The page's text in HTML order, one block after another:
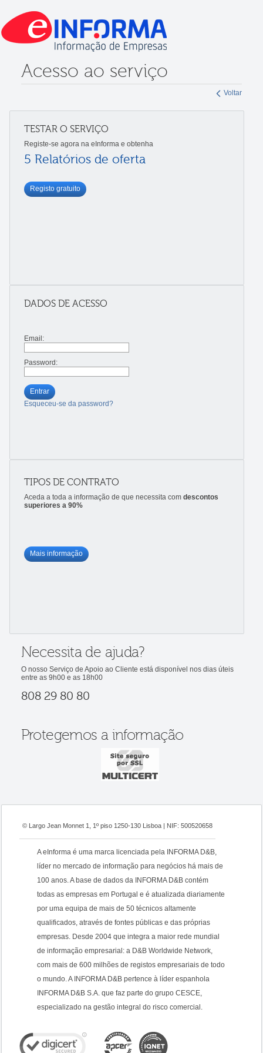
Voltar
Acesso ao serviço
TESTAR O SERVIÇO
Registe-se agora na eInforma e obtenha
5 Relatórios de oferta
Registo gratuito
DADOS DE ACESSO
Email:
Password:
Entrar
Esqueceu-se da password?
TIPOS DE CONTRATO
Aceda a toda a informação de que necessita com descontos
superiores a 90%
Mais informação
Necessita de ajuda?
O nosso Serviço de Apoio ao Cliente está disponível nos dias úteis
entre as 9h00 e as 18h00
808 29 80 80
Protegemos a informação
© Largo Jean Monnet 1, 1º piso 1250-130 Lisboa | NIF: 500520658
A eInforma é uma marca licenciada pela INFORMA D&B,
líder no mercado de informação para negócios há mais de
100 anos. A base de dados da INFORMA D&B contém
todas as empresas em Portugal e é atualizada diariamente
por uma equipa de mais de 50 técnicos altamente
qualificados, através de fontes públicas e das próprias
empresas. Desde 2004 que integra a maior rede mundial
de informação empresarial: a D&B Worldwide Network,
com mais de 600 milhões de registos empresariais de todo
o mundo. A INFORMA D&B pertence à líder espanhola
INFORMA D&B S.A. que faz parte do grupo CESCE,
especializado na gestão integral do risco comercial.